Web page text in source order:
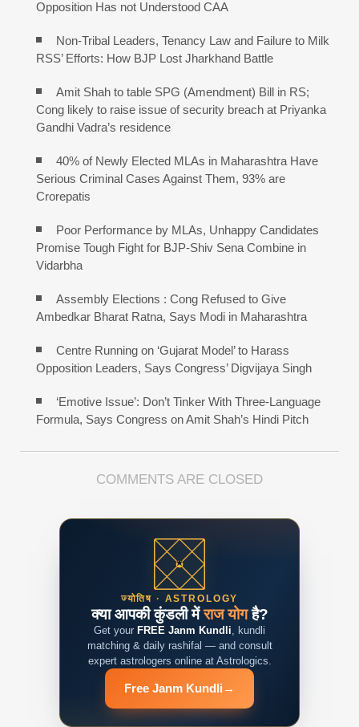
Opposition Has not Understood CAA
Non-Tribal Leaders, Tenancy Law and Failure to Milk
RSS’ Efforts: How BJP Lost Jharkhand Battle
Amit Shah to table SPG (Amendment) Bill in RS;
Cong likely to raise issue of security breach at Priyanka
Gandhi Vadra’s residence
40% of Newly Elected MLAs in Maharashtra Have
Serious Criminal Cases Against Them, 93% are
Crorepatis
Poor Performance by MLAs, Unhappy Candidates
Promise Tough Fight for BJP-Shiv Sena Combine in
Vidarbha
Assembly Elections : Cong Refused to Give
Ambedkar Bharat Ratna, Says Modi in Maharashtra
Centre Running on ‘Gujarat Model’ to Harass
Opposition Leaders, Says Congress’ Digvijaya Singh
‘Emotive Issue’: Don’t Tinker With Three-Language
Formula, Says Congress on Amit Shah’s Hindi Pitch
COMMENTS ARE CLOSED
ज्योतिष · ASTROLOGY
क्या आपकी कुंडली मेंराज योगहै?
Get your FREE Janm Kundli , kundli
matching & daily rashifal — and consult
expert astrologers online at Astrologics.
Free Janm Kundli →